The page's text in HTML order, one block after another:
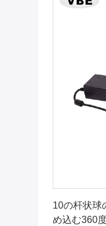
10の杆状球
め込む360